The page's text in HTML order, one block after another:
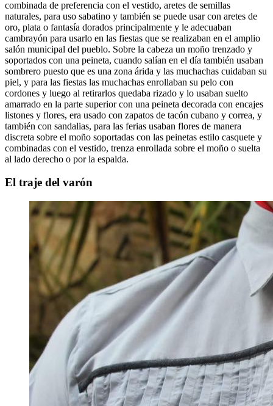
combinada de preferencia con el vestido, aretes de semillas
naturales, para uso sabatino y también se puede usar con aretes de
oro, plata o fantasía dorados principalmente y le adecuaban
cambrayón para usarlo en las fiestas que se realizaban en el amplio
salón municipal del pueblo. Sobre la cabeza un moño trenzado y
soportados con una peineta, cuando salían en el día también usaban
sombrero puesto que es una zona árida y las muchachas cuidaban su
piel, y para las fiestas las muchachas enrollaban su pelo con
cordones y luego al retirarlos quedaba rizado y lo usaban suelto
amarrado en la parte superior con una peineta decorada con encajes
listones y flores, era usado con zapatos de tacón cubano y correa, y
también con sandalias, para las ferias usaban flores de manera
discreta sobre el moño soportadas con las peinetas estilo casquete y
combinadas con el vestido, trenza enrollada sobre el moño o suelta
al lado derecho o por la espalda.
El traje del varón